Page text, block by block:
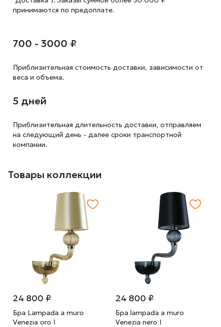
принимаются по предоплате.
700 - 3000 ₽
Приблизительная стоимость доставки, зависимости от
веса и объема.
5 дней
Приблизительная длительность доставки, отправляем
на следующий день - далее сроки транспортной
компании.
Товары коллекции
24 800 ₽
Бра Lampada a muro
Venezia oro I
24 800 ₽
Бра lampada a muro
Venezia nero I